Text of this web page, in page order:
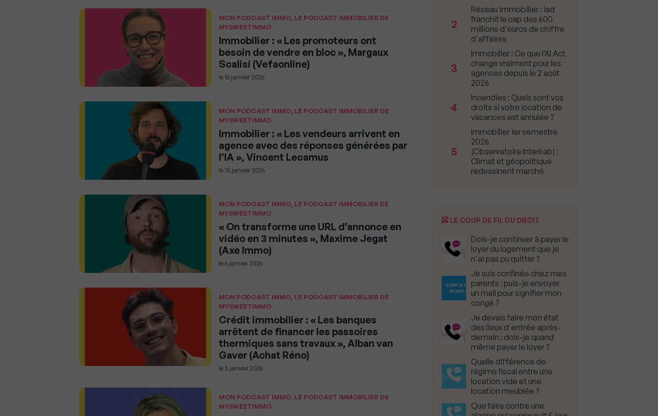
MON PODCAST IMMO, LE PODCAST IMMOBILIER DE
MYSWEETIMMO
Immobilier : « Les promoteurs ont
besoin de vendre en bloc », Margaux
Scalisi (Vefaonline)
le16 janvier 2026
MON PODCAST IMMO, LE PODCAST IMMOBILIER DE
MYSWEETIMMO
Immobilier : « Les vendeurs arrivent en
agence avec des réponses générées par
l’IA », Vincent Lecamus
le15 janvier 2026
MON PODCAST IMMO, LE PODCAST IMMOBILIER DE
MYSWEETIMMO
« On transforme une URL d’annonce en
vidéo en 3 minutes », Maxime Jegat
(Axe Immo)
le6 janvier 2026
MON PODCAST IMMO, LE PODCAST IMMOBILIER DE
MYSWEETIMMO
Crédit immobilier : « Les banques
arrêtent de financer les passoires
thermiques sans travaux », Alban van
Gaver (Achat Réno)
le 5 janvier 2026
MON PODCAST IMMO, LE PODCAST IMMOBILIER DE
MYSWEETIMMO
2
Réseau immobilier : iad
franchit le cap des 600
millions d'euros de chiffre
d'affaires
3
Immobilier : Ce que l’AI Act
change vraiment pour les
agences depuis le 2 août
2026
4
Incendies : Quels sont vos
droits si votre location de
vacances est annulée ?
5
Immobilier 1er semestre
2026
(Observatoire Interkab) :
Climat et géopolitique
redessinent marché
LE COUP DE FIL DU DROIT
Dois-je continuer à payer le
loyer du logement que je
n'ai pas pu quitter ?
Je suis confinée chez mes
parents : puis-je envoyer
un mail pour signifier mon
congé ?
Je devais faire mon état
des lieux d'entrée après-
demain : dois-je quand
même payer le loyer ?
Quelle différence de
régime fiscal entre une
location vide et une
location meublée ?
Que faire contre une